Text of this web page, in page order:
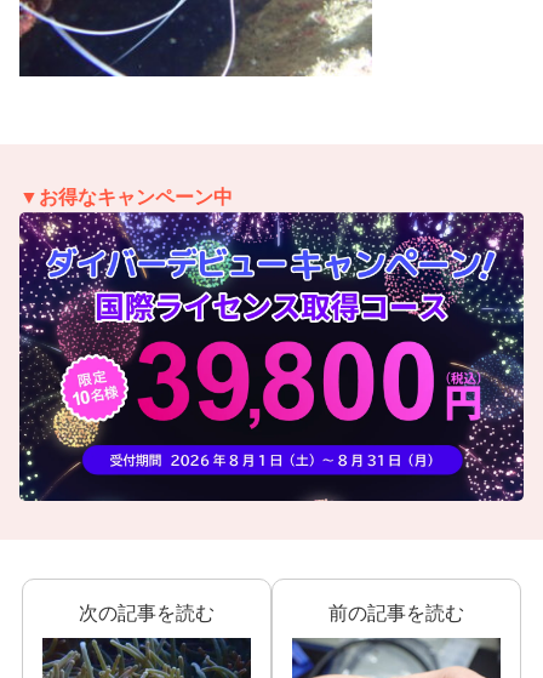
▼お得なキャンペーン中
次の記事を読む 前の記事を読む